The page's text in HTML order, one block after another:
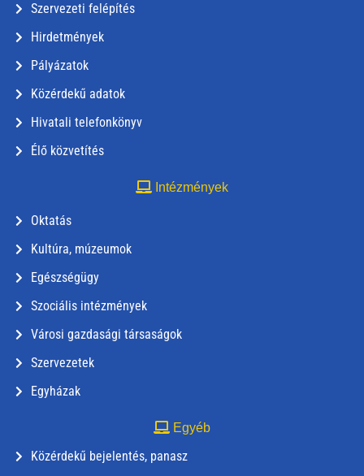
Szervezeti felépítés
Hirdetmények
Pályázatok
Közérdekű adatok
Hivatali telefonkönyv
Élő közvetítés
Intézmények
Oktatás
Kultúra, múzeumok
Egészségügy
Szociális intézmények
Városi gazdasági társaságok
Szervezetek
Egyházak
Egyéb
Közérdekű bejelentés, panasz